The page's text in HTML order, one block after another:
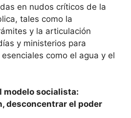
en nudos críticos de la
tales como la
y la articulación
y ministerios para
como el agua y el
modelo socialista:
desconcentrar el poder